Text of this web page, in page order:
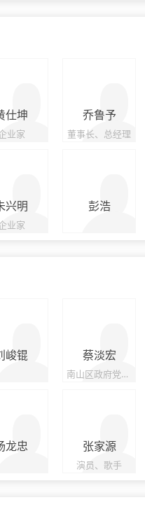
仕坤
业家
乔鲁予
董事长、总经理
兴明
业家
彭浩
峻锟 蔡淡宏
南山区政府党组成员、副区长
龙忠 张家源
演员、歌手